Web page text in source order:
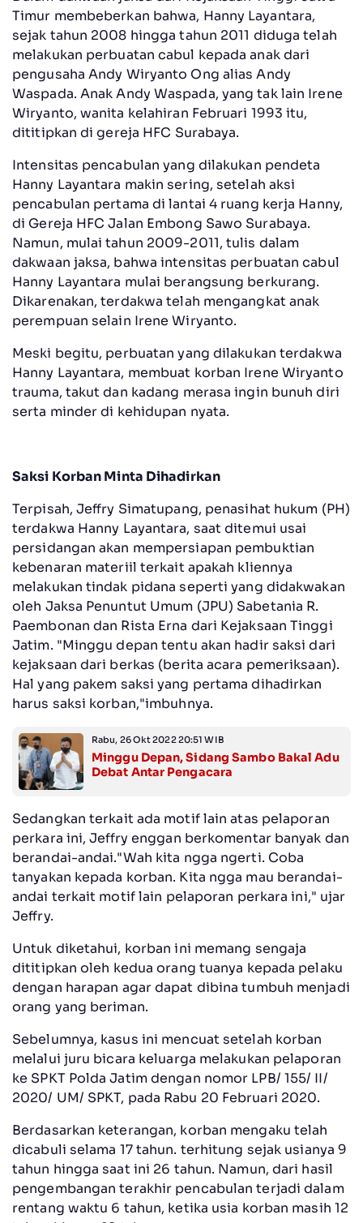
Timur membeberkan bahwa, Hanny Layantara,
sejak tahun 2008 hingga tahun 2011 diduga telah
melakukan perbuatan cabul kepada anak dari
pengusaha Andy Wiryanto Ong alias Andy
Waspada. Anak Andy Waspada, yang tak lain Irene
Wiryanto, wanita kelahiran Februari 1993 itu,
dititipkan di gereja HFC Surabaya.
Intensitas pencabulan yang dilakukan pendeta
Hanny Layantara makin sering, setelah aksi
pencabulan pertama di lantai 4 ruang kerja Hanny,
di Gereja HFC Jalan Embong Sawo Surabaya.
Namun, mulai tahun 2009-2011, tulis dalam
dakwaan jaksa, bahwa intensitas perbuatan cabul
Hanny Layantara mulai berangsung berkurang.
Dikarenakan, terdakwa telah mengangkat anak
perempuan selain Irene Wiryanto.
Meski begitu, perbuatan yang dilakukan terdakwa
Hanny Layantara, membuat korban Irene Wiryanto
trauma, takut dan kadang merasa ingin bunuh diri
serta minder di kehidupan nyata.
Saksi Korban Minta Dihadirkan
Terpisah, Jeffry Simatupang, penasihat hukum (PH)
terdakwa Hanny Layantara, saat ditemui usai
persidangan akan mempersiapan pembuktian
kebenaran materiil terkait apakah kliennya
melakukan tindak pidana seperti yang didakwakan
oleh Jaksa Penuntut Umum (JPU) Sabetania R.
Paembonan dan Rista Erna dari Kejaksaan Tinggi
Jatim. "Minggu depan tentu akan hadir saksi dari
kejaksaan dari berkas (berita acara pemeriksaan).
Hal yang pakem saksi yang pertama dihadirkan
harus saksi korban,"imbuhnya.
Rabu, 26 Okt 2022 20:51 WIB
Minggu Depan, Sidang Sambo Bakal Adu
Debat Antar Pengacara
Sedangkan terkait ada motif lain atas pelaporan
perkara ini, Jeffry enggan berkomentar banyak dan
berandai-andai."Wah kita ngga ngerti. Coba
tanyakan kepada korban. Kita ngga mau berandai-
andai terkait motif lain pelaporan perkara ini," ujar
Jeffry.
Untuk diketahui, korban ini memang sengaja
dititipkan oleh kedua orang tuanya kepada pelaku
dengan harapan agar dapat dibina tumbuh menjadi
orang yang beriman.
Sebelumnya, kasus ini mencuat setelah korban
melalui juru bicara keluarga melakukan pelaporan
ke SPKT Polda Jatim dengan nomor LPB/ 155/ II/
2020/ UM/ SPKT, pada Rabu 20 Februari 2020.
Berdasarkan keterangan, korban mengaku telah
dicabuli selama 17 tahun. terhitung sejak usianya 9
tahun hingga saat ini 26 tahun. Namun, dari hasil
pengembangan terakhir pencabulan terjadi dalam
rentang waktu 6 tahun, ketika usia korban masih 12